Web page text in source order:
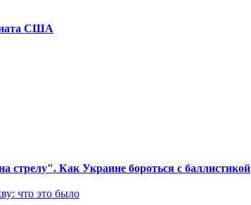
США
стрелу". Как Украине бороться с баллистикой
что это было